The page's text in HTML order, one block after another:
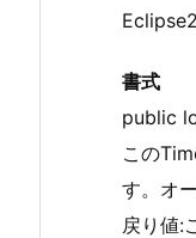
書式
public
この
す。オ
戻り値: